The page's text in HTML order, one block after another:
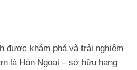
được khám phá và trải nghiệm
là Hòn Ngoại – sở hữu hang